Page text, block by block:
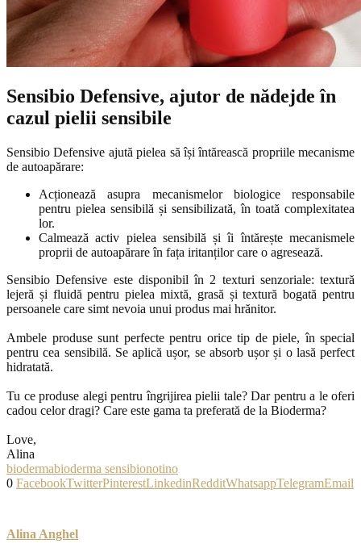
Sensibio Defensive, ajutor de nădejde în
cazul pielii sensibile
Sensibio Defensive ajută pielea să își întărească propriile mecanisme
de autoapărare:
Acționează asupra mecanismelor biologice responsabile
pentru pielea sensibilă și sensibilizată, în toată complexitatea
lor.
Calmează activ pielea sensibilă și îi întărește mecanismele
proprii de autoapărare în fața iritanților care o agresează.
Sensibio Defensive este disponibil în 2 texturi senzoriale: textură
lejeră și fluidă pentru pielea mixtă, grasă și textură bogată pentru
persoanele care simt nevoia unui produs mai hrănitor.
Ambele produse sunt perfecte pentru orice tip de piele, în special
pentru cea sensibilă. Se aplică ușor, se absorb ușor și o lasă perfect
hidratată.
Tu ce produse alegi pentru îngrijirea pielii tale? Dar pentru a le oferi
cadou celor dragi? Care este gama ta preferată de la Bioderma?
Love,
Alina
biodermabioderma sensibionotino
0 FacebookTwitterPinterestLinkedinRedditWhatsappTelegramEmail
Alina Anghel